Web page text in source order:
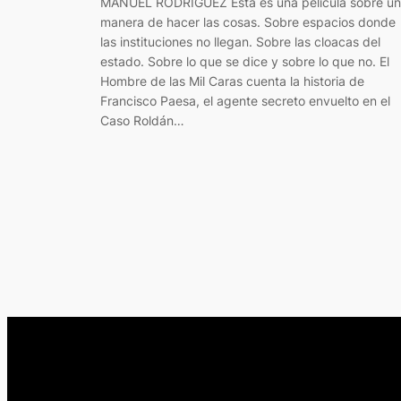
manera de hacer las cosas. Sobre espacios donde
las instituciones no llegan. Sobre las cloacas del
estado. Sobre lo que se dice y sobre lo que no. El
Hombre de las Mil Caras cuenta la historia de
Francisco Paesa, el agente secreto envuelto en el
Caso Roldán…